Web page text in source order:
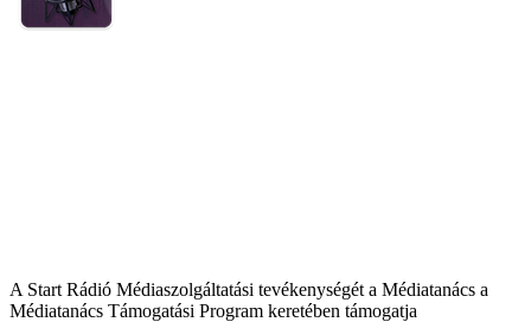
A Start Rádió Médiaszolgáltatási tevékenységét a Médiatanács a
Médiatanács Támogatási Program keretében támogatja